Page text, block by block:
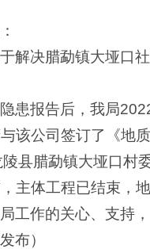
解决腊勐镇大垭口
患报告后，我局
该公司签订了《地
县腊勐镇大垭口村
主体工程已结束，
工作的关心、支持
布）